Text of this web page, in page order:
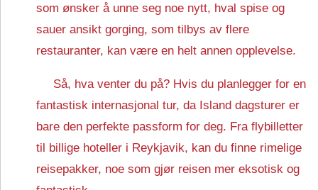
som ønsker å unne seg noe nytt, hval spise og
sauer ansikt gorging, som tilbys av flere
restauranter, kan være en helt annen opplevelse.
Så, hva venter du på? Hvis du planlegger for en
fantastisk internasjonal tur, da Island dagsturer er
bare den perfekte passform for deg. Fra flybilletter
til billige hoteller i Reykjavik, kan du finne rimelige
reisepakker, noe som gjør reisen mer eksotisk og